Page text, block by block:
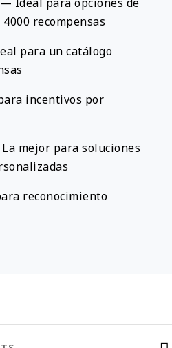
— Ideal para opciones de
recompensas
para un catálogo
incentivos por
La mejor para soluciones
reconocimiento